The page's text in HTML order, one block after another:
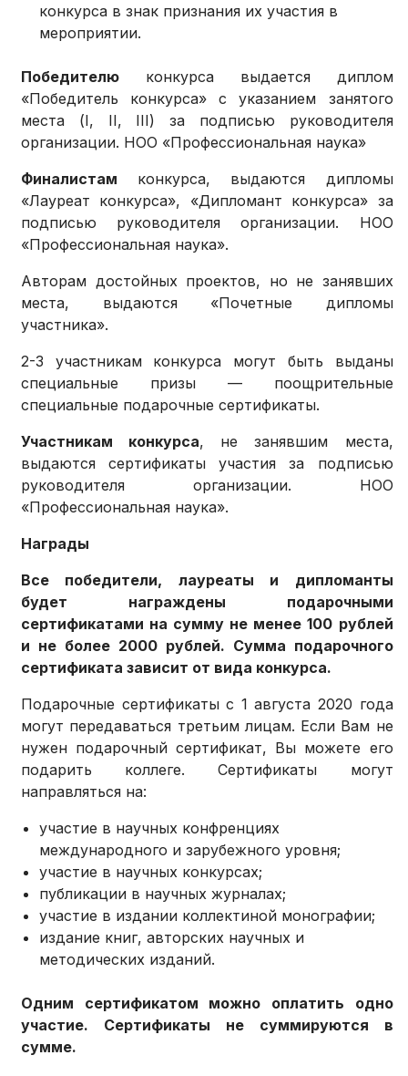
конкурса в знак признания их участия в
мероприятии.
Победителю конкурса выдается диплом
«Победитель конкурса» с указанием занятого
места (I, II, III) за подписью руководителя
организации. НОО «Профессиональная наука»
Финалистам конкурса, выдаются дипломы
«Лауреат конкурса», «Дипломант конкурса» за
подписью руководителя организации. НОО
«Профессиональная наука».
Авторам достойных проектов, но не занявших
места, выдаются «Почетные дипломы
участника».
2-3 участникам конкурса могут быть выданы
специальные призы — поощрительные
специальные подарочные сертификаты.
Участникам конкурса, не занявшим места,
выдаются сертификаты участия за подписью
руководителя организации. НОО
«Профессиональная наука».
Награды
Все победители, лауреаты и дипломанты
будет награждены подарочными
сертификатами на сумму не менее 100 рублей
и не более 2000 рублей. Сумма подарочного
сертификата зависит от вида конкурса.
Подарочные сертификаты с 1 августа 2020 года
могут передаваться третьим лицам. Если Вам не
нужен подарочный сертификат, Вы можете его
подарить коллеге. Сертификаты могут
направляться на:
участие в научных конфренциях
международного и зарубежного уровня;
участие в научных конкурсах;
публикации в научных журналах;
участие в издании коллектиной монографии;
издание книг, авторских научных и
методических изданий.
Одним сертификатом можно оплатить одно
участие. Сертификаты не суммируются в
сумме.